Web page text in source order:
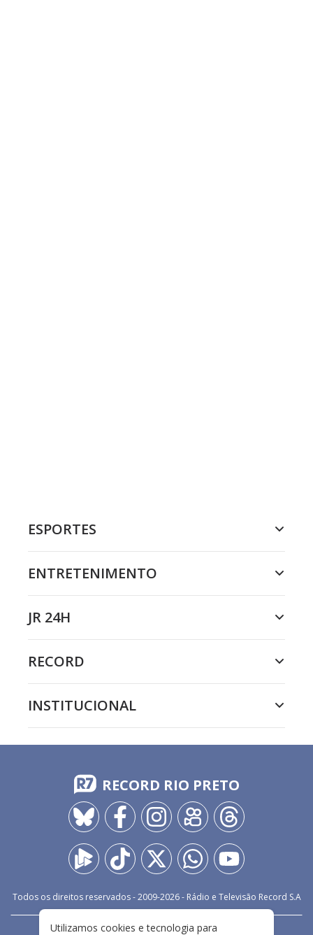
ESPORTES
ENTRETENIMENTO
JR 24H
RECORD
INSTITUCIONAL
RECORD RIO PRETO
Todos os direitos reservados - 2009-2026- Rádio e Televisão Record S.A
Utilizamos cookies e tecnologia para